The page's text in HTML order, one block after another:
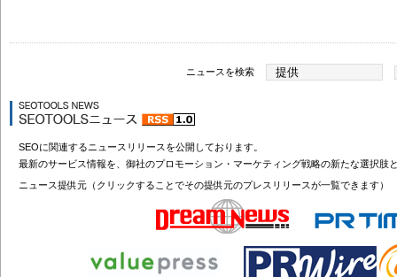
ニュースを検索
SEOに関連するニュースリリースを公開しております。
最新のサービス情報を、御社のプロモーション・マーケティング戦略の新たな選択肢
ニュース提供元（クリックすることでその提供元のプレスリリースが一覧できます）